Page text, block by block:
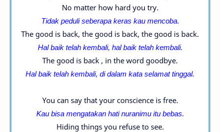
No matter how hard you try.
Tidak peduli seberapa keras kau mencoba.
The good is back, the good is back, the good is back.
Hal baik telah kembali, hal baik telah kembali.
The good is back , in the word goodbye.
Hal baik telah kembali, di dalam kata selamat tinggal.
You can say that your conscience is free.
Kau bisa mengatakan hati nuranimu itu bebas.
Hiding things you refuse to see.